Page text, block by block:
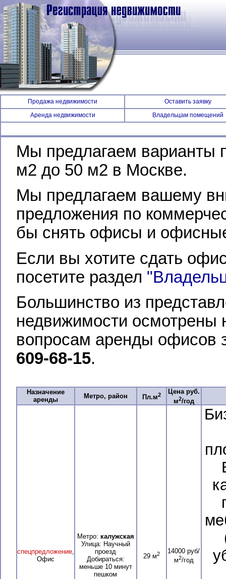
Продажа недвижимости
Оставить заявку
Аренда недвижимости
Владельцам помещений
Мы предлагаем варианты
м2 до 50 м2 в Москве.
Мы предлагаем вашему
предложения по
бы снять офисы и
Если вы хотите сдать
посетите раздел
Большинство из
недвижимости
вопросам аренды офисов
609-68-15.
Назначение
аренды
Метро, район Пл.м2
Цена руб.
м2/год
спецпредложение,
Офис
Метро: калужская
Улица: Научный
проезд
Добираться:
меньше 10 минут
пешком
29 м2
14000 руб/
м2/год